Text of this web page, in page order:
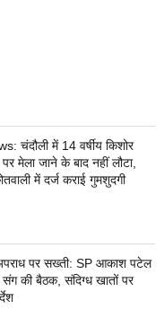
चंदौली में 14 वर्षीय किशोर
पर मेला जाने के बाद नहीं लौटा,
में दर्ज कराई गुमशुदगी
पर सख्ती: SP आकाश पटेल
संग की बैठक, संदिग्ध खातों पर